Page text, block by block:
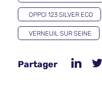
OPPCI 123 SILVER ECO
VERNEUIL SUR SEINE
Partager